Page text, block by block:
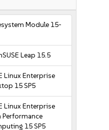
Module 15-
Leap 15.5
Linux Enterprise
15 SP5
Linux Enterprise
Performance
15 SP5